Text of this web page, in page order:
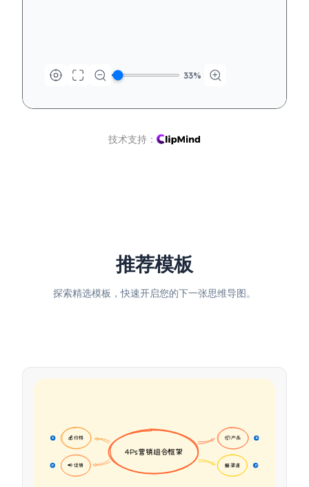
33%
技术支持：
推荐模板
探索精选模板，快速开启您的下一张思维导图。
📦 产品 16
💰 价格
16
🏪 渠道 17
📢 促销
17
4Ps营销组合框架